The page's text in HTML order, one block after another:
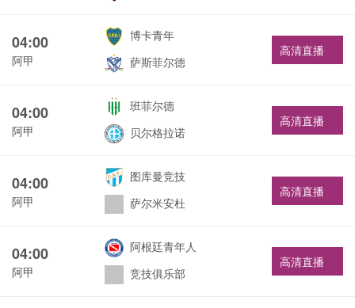
04:00
阿甲
博卡青年
萨斯菲尔德
高清直播
04:00
阿甲
班菲尔德
贝尔格拉诺
高清直播
04:00
阿甲
图库曼竞技
萨尔米安杜
高清直播
04:00
阿甲
阿根廷青年人
竞技俱乐部
高清直播